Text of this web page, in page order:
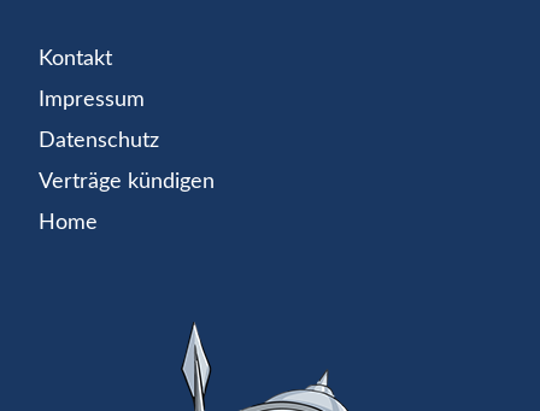
Kontakt
Impressum
Datenschutz
Verträge kündigen
Home